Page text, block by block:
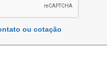
ou cotação